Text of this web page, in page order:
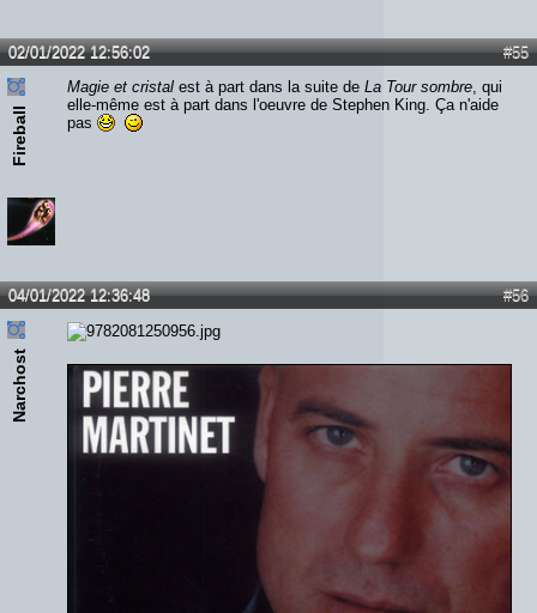
#55
02/01/2022 12:56:02
Fireball
Magie et cristal est à part dans la suite de La Tour sombre, qui
elle-même est à part dans l'oeuvre de Stephen King. Ça n'aide
pas
#56
04/01/2022 12:36:48
Narchost